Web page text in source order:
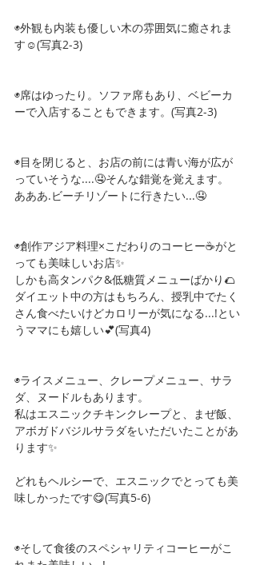
◉外観も内装も優しい木の雰囲気に癒されま
す☺️(写真2-3)
◉席はゆったり。ソファ席もあり、ベビーカ
ーで入店することもできます。(写真2-3)
◉目を閉じると、お店の前には青い海が広が
っていそうな....🤤そんな錯覚を覚えます。
あああ.ビーチリゾートに行きたい...🤤
◉創作アジア料理×こだわりのコーヒー☕️がと
っても美味しいお店✨
しかも高タンパク&低糖質メニューばかり🌮
ダイエット中の方はもちろん、授乳中でたく
さん食べたいけどカロリーが気になる...!とい
うママにも嬉しい💕(写真4)
◉ライスメニュー、クレープメニュー、サラ
ダ、ヌードルもあります。
私はエスニックチキンクレープと、まぜ飯、
アボガドバジルサラダをいただいたことがあ
ります✨
どれもヘルシーで、エスニックでとっても美
味しかったです😋(写真5-6)
◉そして食後のスペシャリティコーヒーがこ